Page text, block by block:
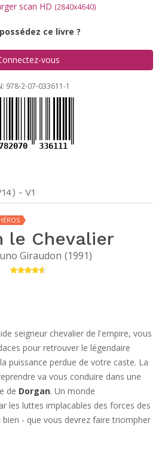
scan HD (2840x4640)
ce livre ?
vous
978-2-07-033611-1
782070 336111
- V1
le Chevalier
Giraudon (1991)
seigneur chevalier de l'empire, vous
pour retrouver le légendaire
puissance perdue de votre caste. La
va vous conduire dans une
de Dorgan. Un monde
les luttes implacables des forces des
- que vous devrez faire triompher